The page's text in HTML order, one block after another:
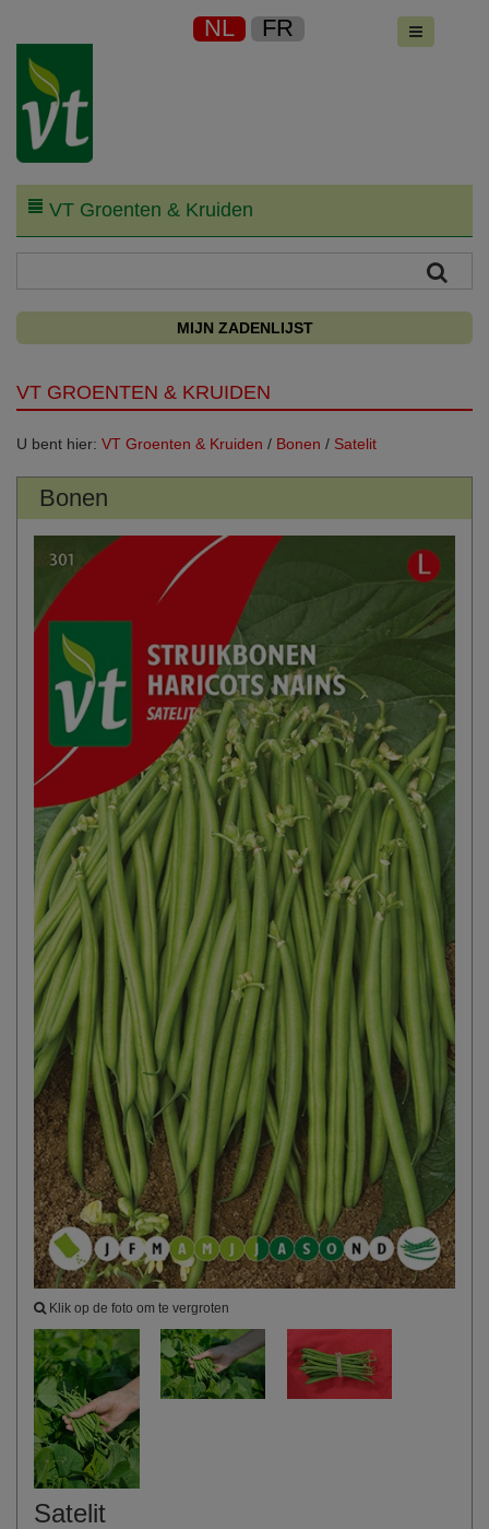
NL FR
VT Groenten & Kruiden
MIJN ZADENLIJST
VT GROENTEN & KRUIDEN
U bent hier: VT Groenten & Kruiden / Bonen / Satelit
Bonen
Klik op de foto om te vergroten
Satelit